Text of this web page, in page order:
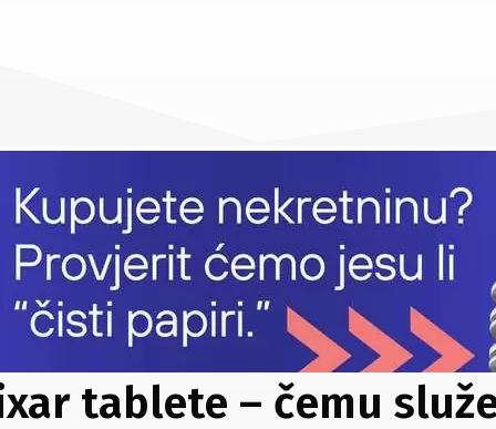
tablete – čemu